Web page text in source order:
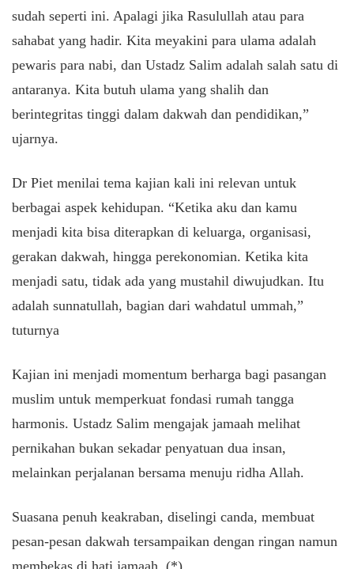
sudah seperti ini. Apalagi jika Rasulullah atau para
sahabat yang hadir. Kita meyakini para ulama adalah
pewaris para nabi, dan Ustadz Salim adalah salah satu di
antaranya. Kita butuh ulama yang shalih dan
berintegritas tinggi dalam dakwah dan pendidikan,”
ujarnya.
Dr Piet menilai tema kajian kali ini relevan untuk
berbagai aspek kehidupan. “Ketika aku dan kamu
menjadi kita bisa diterapkan di keluarga, organisasi,
gerakan dakwah, hingga perekonomian. Ketika kita
menjadi satu, tidak ada yang mustahil diwujudkan. Itu
adalah sunnatullah, bagian dari wahdatul ummah,”
tuturnya
Kajian ini menjadi momentum berharga bagi pasangan
muslim untuk memperkuat fondasi rumah tangga
harmonis. Ustadz Salim mengajak jamaah melihat
pernikahan bukan sekadar penyatuan dua insan,
melainkan perjalanan bersama menuju ridha Allah.
Suasana penuh keakraban, diselingi canda, membuat
pesan-pesan dakwah tersampaikan dengan ringan namun
membekas di hati jamaah. (*)